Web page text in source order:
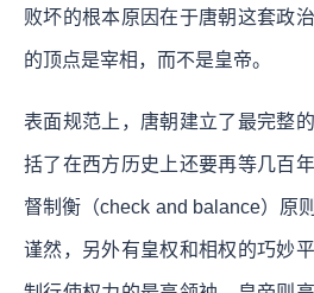
败坏的根本原因在于唐朝这套政
的顶点是宰相，而不是皇帝。
表面规范上，唐朝建立了最完整
括了在西方历史上还要再等几百
督制衡（check and balance）原
谨然，另外有皇权和相权的巧妙